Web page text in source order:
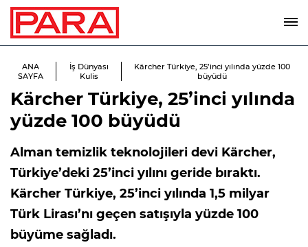
ANA
SAYFA
İş Dünyası
Kulis
Kärcher Türkiye, 25’inci yılında yüzde 100
büyüdü
Kärcher Türkiye, 25’inci yılında
yüzde 100 büyüdü
Alman temizlik teknolojileri devi Kärcher,
Türkiye’deki 25’inci yılını geride bıraktı.
Kärcher Türkiye, 25’inci yılında 1,5 milyar
Türk Lirası’nı geçen satışıyla yüzde 100
büyüme sağladı.